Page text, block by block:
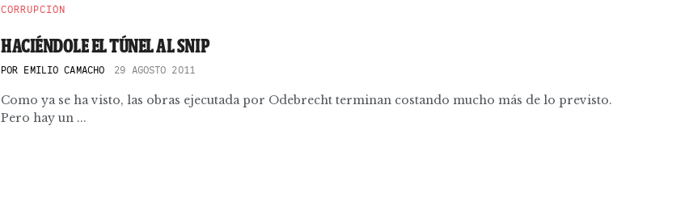
CORRUPCIÓN
HACIÉNDOLE EL TÚNEL AL SNIP
POR EMILIO CAMACHO 29 AGOSTO 2011
Como ya se ha visto, las obras ejecutada por Odebrecht terminan costando mucho más de lo previsto.
Pero hay un ...